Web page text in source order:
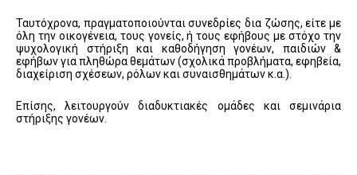
Ταυτόχρονα, πραγματοποιούνται συνεδρίες δια ζώσης, είτε με
όλη την οικογένεια, τους γονείς, ή τους εφήβους με στόχο την
ψυχολογική στήριξη και καθοδήγηση γονέων, παιδιών &
εφήβων για πληθώρα θεμάτων (σχολικά προβλήματα, εφηβεία,
διαχείριση σχέσεων, ρόλων και συναισθημάτων κ.α.).
Επίσης, λειτουργούν διαδυκτιακές ομάδες και σεμινάρια
στήριξης γονέων.